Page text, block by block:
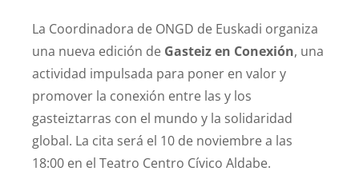
La Coordinadora de ONGD de Euskadi organiza
una nueva edición de Gasteiz en Conexión, una
actividad impulsada para poner en valor y
promover la conexión entre las y los
gasteiztarras con el mundo y la solidaridad
global. La cita será el 10 de noviembre a las
18:00 en el Teatro Centro Cívico Aldabe.